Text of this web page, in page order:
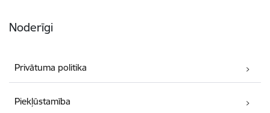
Noderīgi
Privātuma politika
Piekļūstamība